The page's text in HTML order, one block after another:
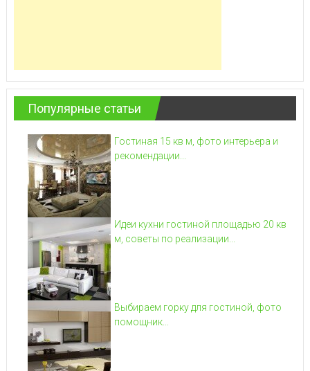
Популярные статьи
Гостиная 15 кв м, фото интерьера и
рекомендации...
Идеи кухни гостиной площадью 20 кв
м, советы по реализации...
Выбираем горку для гостиной, фото
помощник...